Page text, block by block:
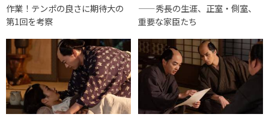
作業！テンポの良さに期待大の
第1回を考察
——秀長の生涯、正室・側室、
重要な家臣たち